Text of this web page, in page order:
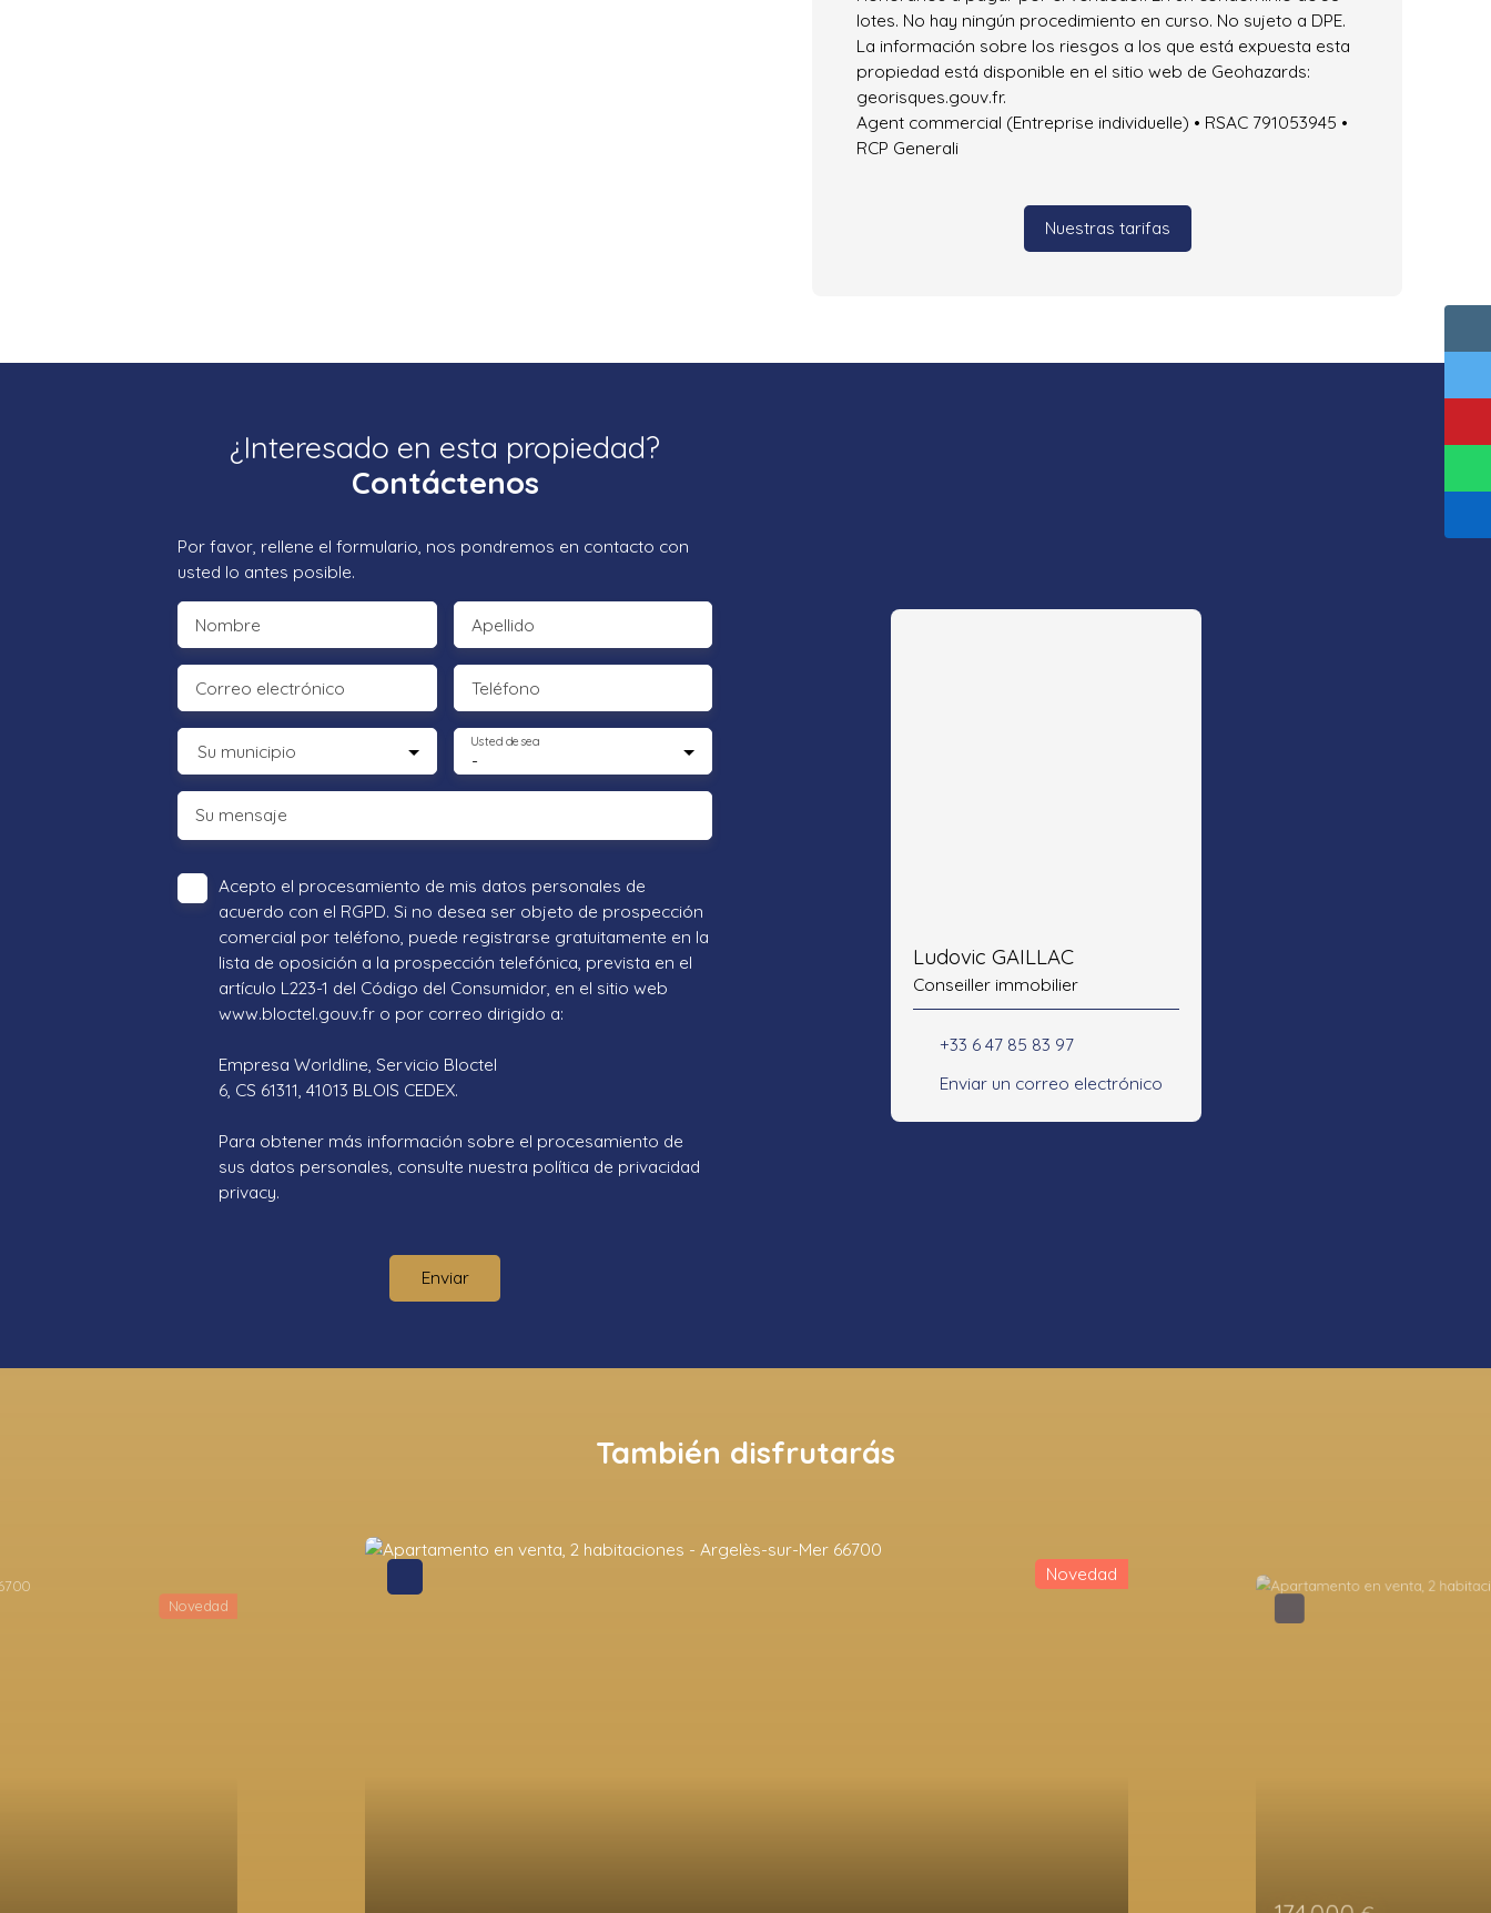
lotes. No hay ningún procedimiento en curso. No sujeto a DPE.
La información sobre los riesgos a los que está expuesta esta
propiedad está disponible en el sitio web de Geohazards:
georisques.gouv.fr.
Agent commercial (Entreprise individuelle) • RSAC 791053945 •
RCP Generali
Nuestras tarifas
¿Interesado en esta propiedad?
Contáctenos
Por favor, rellene el formulario, nos pondremos en contacto con
usted lo antes posible.
Nombre Apellido
Correo electrónico Teléfono
Su municipio -
Usted desea
Su mensaje
Acepto el procesamiento de mis datos personales de
acuerdo con el RGPD. Si no desea ser objeto de prospección
comercial por teléfono, puede registrarse gratuitamente en la
lista de oposición a la prospección telefónica, prevista en el
artículo L223-1 del Código del Consumidor, en el sitio web
www.bloctel.gouv.fr o por correo dirigido a:
Empresa Worldline, Servicio Bloctel
6, CS 61311, 41013 BLOIS CEDEX.
Para obtener más información sobre el procesamiento de
sus datos personales, consulte nuestra política de privacidad
privacy.
Enviar
Ludovic GAILLAC
Conseiller immobilier
+33 6 47 85 83 97
Enviar un correo electrónico
También disfrutarás
Novedad
Novedad